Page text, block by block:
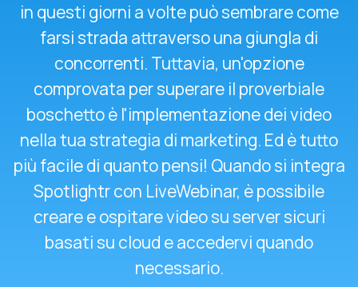
in questi giorni a volte può sembrare come
farsi strada attraverso una giungla di
concorrenti. Tuttavia, un'opzione
comprovata per superare il proverbiale
boschetto è l'implementazione dei video
nella tua strategia di marketing. Ed è tutto
più facile di quanto pensi! Quando si integra
Spotlightr con LiveWebinar, è possibile
creare e ospitare video su server sicuri
basati su cloud e accedervi quando
necessario.